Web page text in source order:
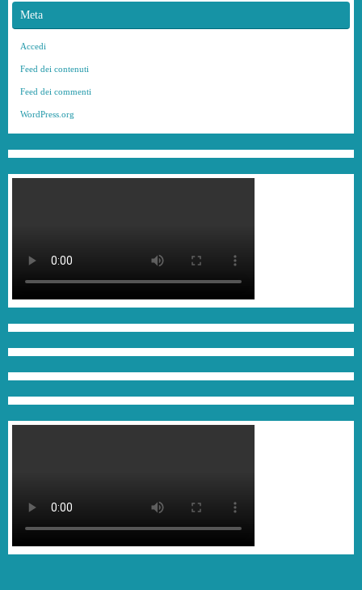
Meta
Accedi
Feed dei contenuti
Feed dei commenti
WordPress.org